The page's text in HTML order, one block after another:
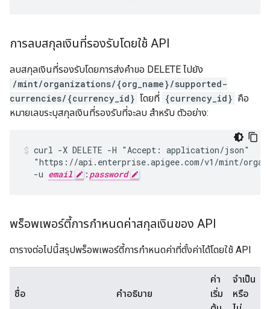
การลบสกุลเงินที่รองรับโดยใช้ API
ลบสกุลเงินที่รองรับโดยการส่งคำขอ DELETE ไปยัง
/mint/organizations/{org_name}/supported-
currencies/{currency_id} โดยที่ {currency_id} คือ
หมายเลขระบุสกุลเงินที่รองรับที่จะลบ สำหรับ ตัวอย่าง:
curl -X DELETE -H "Accept: application/json"  \
"https://api.enterprise.apigee.com/v1/mint/
  -u
email : password
พร็อพเพอร์ตี้การกำหนดค่าสกุลเงินของ API
ตารางต่อไปนี้สรุปพร็อพเพอร์ตี้การกําหนดค่าที่ตั้งค่าได้โดยใช้ API
ชื่อ คำอธิบาย
ค่า
เริ่ม
จำเป็น
หรือ